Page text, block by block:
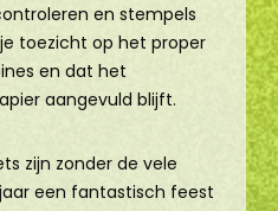
en stempels
toezicht op het proper
en dat het
aangevuld blijft.
zijn zonder de vele
een fantastisch feest